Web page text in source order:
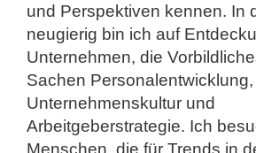
und Perspektiven kennen. In
neugierig bin ich auf
Unternehmen, die
Sachen Personalentwicklung,
Unternehmenskultur und
Arbeitgeberstrategie. Ich
Menschen, die für Trends in